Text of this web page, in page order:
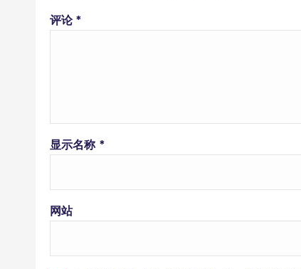
评论*
显示名称 *
网站